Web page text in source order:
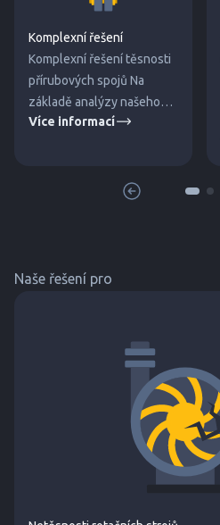
Komplexní řešení
Komplexní řešení těsnosti
přírubových spojů Na
základě analýzy našeho
inženýra Vám navrhneme
materiál. Montáž spoje
Více informací
Naše řešení pro